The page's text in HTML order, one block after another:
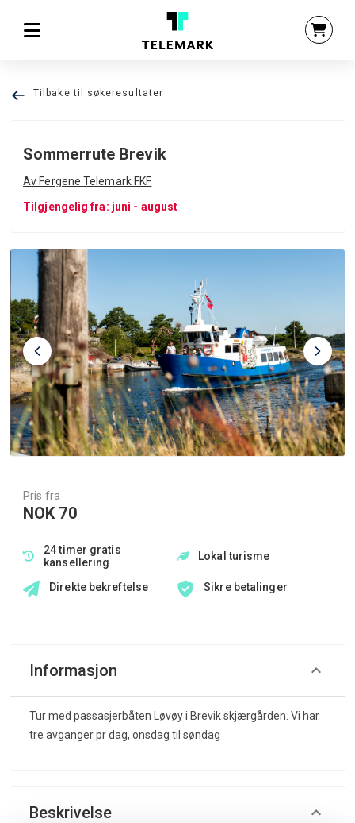
Tilbake til søkeresultater
Sommerrute Brevik
Av Fergene Telemark FKF
Tilgjengelig fra: juni - august
Pris fra
NOK 70
24 timer gratis
kansellering
Lokal turisme
Direkte bekreftelse Sikre betalinger
Informasjon
Tur med passasjerbåten Løvøy i Brevik skjærgården. Vi har
tre avganger pr dag, onsdag til søndag
Beskrivelse